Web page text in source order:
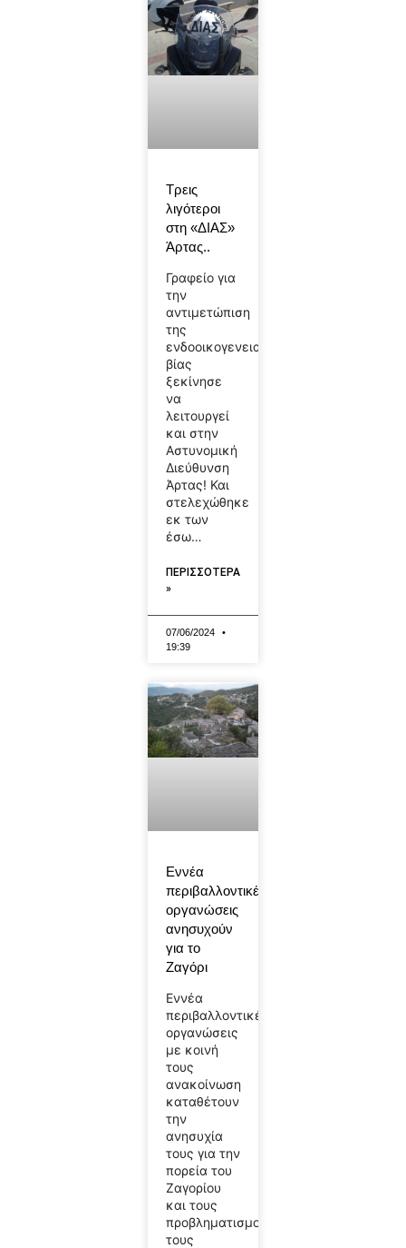
Τρεις
λιγότεροι
στη «ΔΙΑΣ»
Άρτας..
Γραφείο για
την
αντιμετώπιση
της
ενδοοικογενειακής
βίας
ξεκίνησε
να
λειτουργεί
και στην
Αστυνομική
Διεύθυνση
Άρτας! Και
στελεχώθηκε
εκ των
έσω…
ΠΕΡΙΣΣΟΤΕΡΑ
»
07/06/2024
19:39
Εννέα
περιβαλλοντικές
οργανώσεις
ανησυχούν
για το
Ζαγόρι
Εννέα
περιβαλλοντικές
οργανώσεις
με κοινή
τους
ανακοίνωση
καταθέτουν
την
ανησυχία
τους για την
πορεία του
Ζαγορίου
και τους
προβληματισμούς
τους